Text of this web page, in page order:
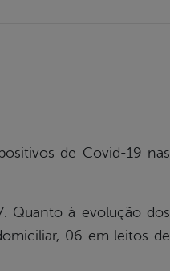
de Covid-19 nas
Quanto à evolução dos
06 em leitos de